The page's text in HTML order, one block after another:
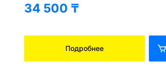
34 500 ₸
Подробнее